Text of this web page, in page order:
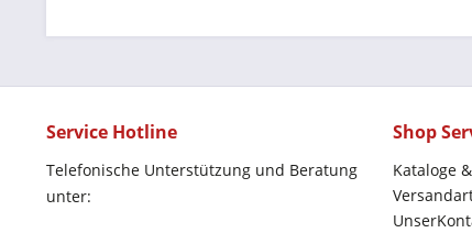
Service Hotline
Telefonische Unterstützung und Beratung
unter:
Shop
Kataloge